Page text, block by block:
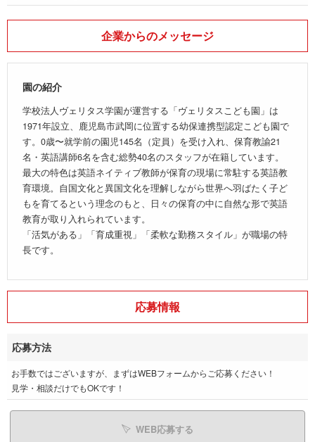
企業からのメッセージ
園の紹介
学校法人ヴェリタス学園が運営する「ヴェリタスこども園」は
1971年設立、鹿児島市武岡に位置する幼保連携型認定こども園で
す。0歳〜就学前の園児145名（定員）を受け入れ、保育教諭21
名・英語講師6名を含む総勢40名のスタッフが在籍しています。
最大の特色は英語ネイティブ教師が保育の現場に常駐する英語教
育環境。自国文化と異国文化を理解しながら世界へ羽ばたく子ど
もを育てるという理念のもと、日々の保育の中に自然な形で英語
教育が取り入れられています。
「活気がある」「育成重視」「柔軟な勤務スタイル」が職場の特
長です。
応募情報
応募方法
お手数ではございますが、まずはWEBフォームからご応募ください！
見学・相談だけでもOKです！
WEB応募する